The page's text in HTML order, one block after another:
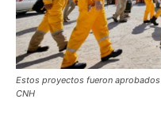
Estos proyectos fueron
CNH